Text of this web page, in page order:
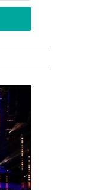
خود
وارد